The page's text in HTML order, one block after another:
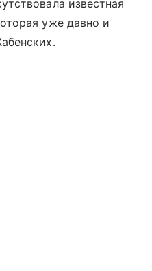
известная
уже давно и